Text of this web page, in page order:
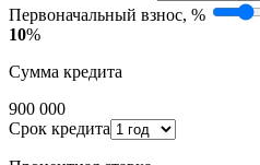
Первоначальный взнос, %
10%
Сумма кредита
900 000
Срок кредита